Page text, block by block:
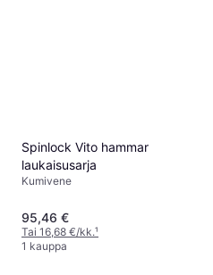
Spinlock Vito hammar
laukaisusarja
Kumivene
95,46 €
Tai 16,68 €/kk.¹
1 kauppa